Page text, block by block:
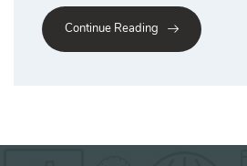
Continue Reading